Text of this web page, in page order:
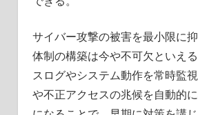
サイバー攻撃の被害を最小限に
体制の構築は今や不可欠といえ
スログやシステム動作を常時監
や不正アクセスの兆候を自動的